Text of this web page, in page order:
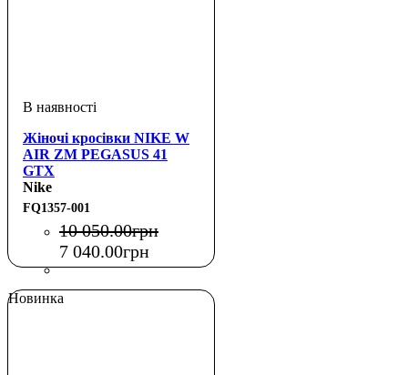
Жіночі кросівки NIKE W
AIR ZM PEGASUS 41
GTX
Nike
FQ1357-001
10 050.00грн
7 040.00грн
Новинка